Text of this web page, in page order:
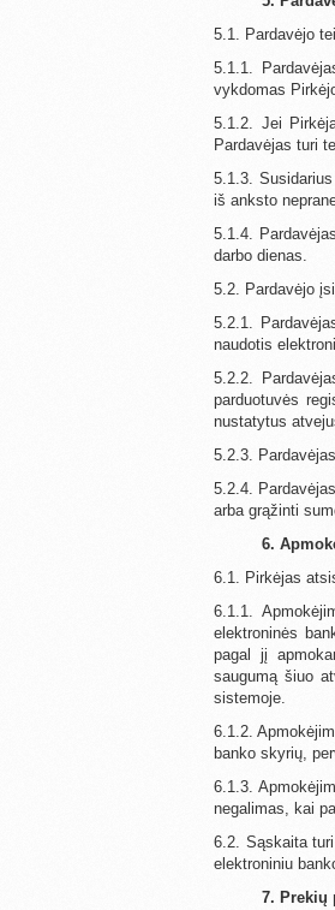
5.1. Pardavėjo
5.1.1.
vykdomas
5.1.2. Jei
Pardavėjas turi
5.1.3.
iš anksto
5.1.4.
darbo dienas.
5.2. Pardavėjo
5.2.1.
naudotis
5.2.2.
parduotuvės
nustatytus
5.2.3.
5.2.4.
arba grąžinti
6.
6.1. Pirkėjas
6.1.1.
elektroninės
pagal jį
saugumą šiuo
sistemoje.
6.1.2.
banko skyrių,
6.1.3.
negalimas, kai
6.2. Sąskaita
elektroniniu
7. Prekių